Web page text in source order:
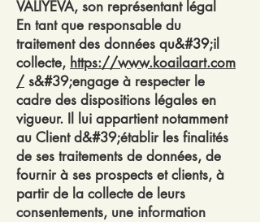
VALIYEVA, son représentant légal
En tant que responsable du
traitement des données qu&#39;il
collecte, https://www.koailaart.com
/ s&#39;engage à respecter le
cadre des dispositions légales en
vigueur. Il lui appartient notamment
au Client d&#39;établir les finalités
de ses traitements de données, de
fournir à ses prospects et clients, à
partir de la collecte de leurs
consentements, une information